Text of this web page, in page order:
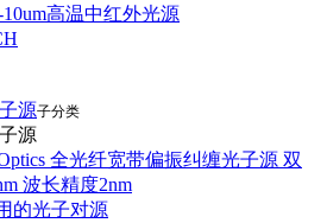
高温中红外光源
源子分类
源
全光纤宽带偏振纠缠光子源 双
波长精度2nm
的光子对源